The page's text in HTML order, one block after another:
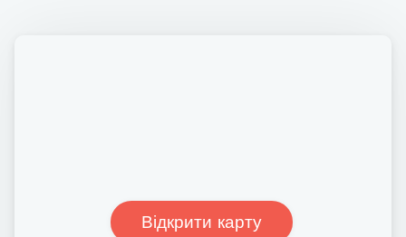
Відкрити карту